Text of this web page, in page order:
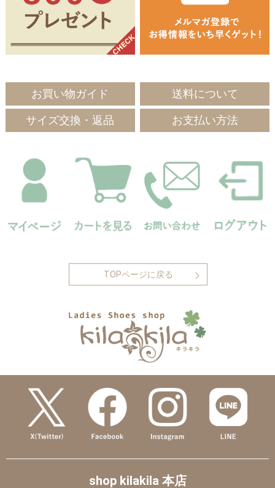
お買い物ガイド 送料について
サイズ交換・返品 お支払い方法
TOPページに戻る
shop kilakila 本店